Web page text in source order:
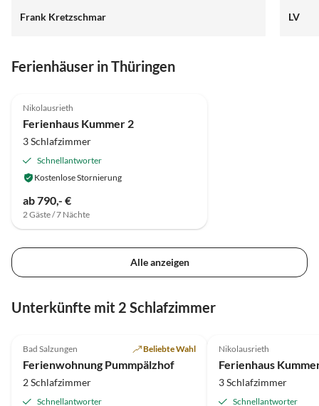
Frank Kretzschmar LV
Ferienhäuser in Thüringen
Nikolausrieth
Ferienhaus Kummer 2
3 Schlafzimmer
Schnellantworter
Kostenlose Stornierung
ab 790,- €
2 Gäste / 7 Nächte
Alle anzeigen
Unterkünfte mit 2 Schlafzimmer
Super-Gastgeber
Bad Salzungen Beliebte Wahl
Ferienwohnung Pummpälzhof
2 Schlafzimmer
Schnellantworter
Nikolausrieth
Ferienhaus
3 Schlafzimmer
Schnellantworter